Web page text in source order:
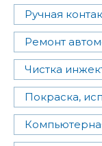
Ручная
Ремонт
Чистка
Покраска,